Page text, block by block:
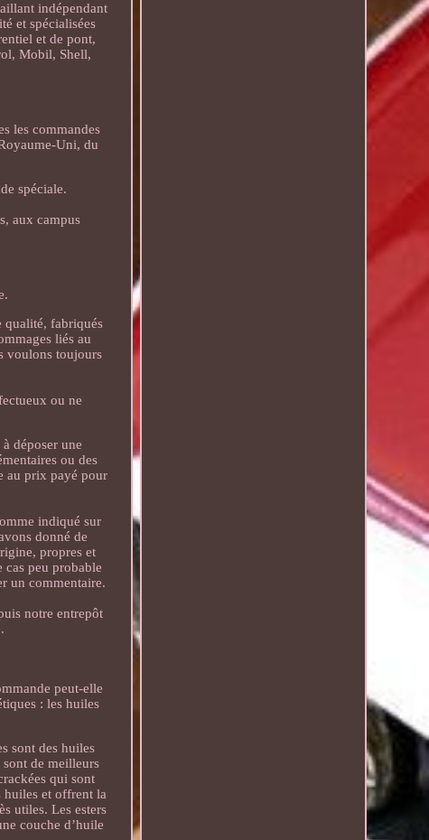
indépendant
et spécialisées
et de pont,
Mobil, Shell,
les commandes
Uni, du
spéciale.
aux campus
qualité, fabriqués
liés au
voulons toujours
ou ne
déposer une
ou des
au prix payé pour
indiqué sur
donné de
propres et
cas peu probable
un commentaire.
notre entrepôt
peut-elle
: les huiles
sont des huiles
de meilleurs
qui sont
huiles et offrent la
utiles. Les esters
couche d’huile